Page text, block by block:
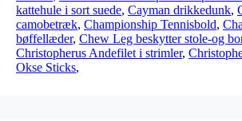
kattehule i sort suede, Cayman drikkedunk,
camobetræk, Championship Tennisbold,
bøffellæder, Chew Leg beskytter stole-og
Christopherus Andefilet i strimler,
Okse Sticks,